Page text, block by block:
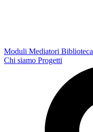
Moduli Mediatori Biblioteca
Chi siamo Progetti